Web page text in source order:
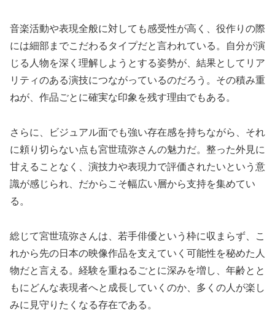
音楽活動や表現全般に対しても感受性が高く、役作りの際
には細部までこだわるタイプだと言われている。自分が演
じる人物を深く理解しようとする姿勢が、結果としてリア
リティのある演技につながっているのだろう。その積み重
ねが、作品ごとに確実な印象を残す理由でもある。
さらに、ビジュアル面でも強い存在感を持ちながら、それ
に頼り切らない点も宮世琉弥さんの魅力だ。整った外見に
甘えることなく、演技力や表現力で評価されたいという意
識が感じられ、だからこそ幅広い層から支持を集めてい
る。
総じて宮世琉弥さんは、若手俳優という枠に収まらず、こ
れから先の日本の映像作品を支えていく可能性を秘めた人
物だと言える。経験を重ねるごとに深みを増し、年齢とと
もにどんな表現者へと成長していくのか、多くの人が楽し
みに見守りたくなる存在である。